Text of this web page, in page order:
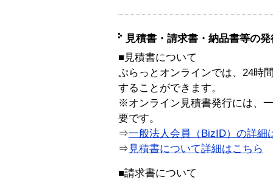
見積書・請求書・納品書等の
■見積書について
ぷらっとオンラインでは、24時
することができます。
※オンライン見積書発行には、
要です。
⇒一般法人会員（BizID）の詳細
⇒ 見積書について詳細はこちら
■請求書について